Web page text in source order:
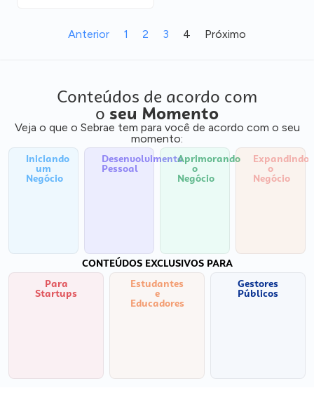
Anterior 1 2 3 4 Próximo
Conteúdos de acordo com
o seu Momento
Veja o que o Sebrae tem para você de acordo com o seu
momento:
Iniciando
um
Negócio
Desenvolvimento
Pessoal
Aprimorando
o
Negócio
Expandindo
o
Negócio
CONTEÚDOS EXCLUSIVOS PARA
Para
Startups
Estudantes
e
Educadores
Gestores
Públicos